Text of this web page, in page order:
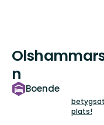
n
Boende
plats!